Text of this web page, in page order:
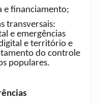
e financiamento;
transversais:
e emergências
e território e
do controle
populares.